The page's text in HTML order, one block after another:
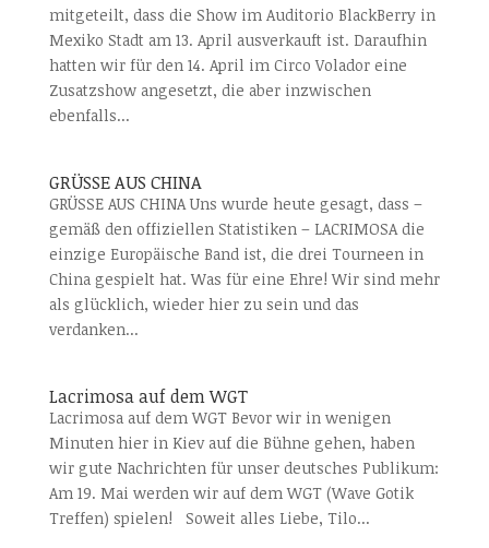
mitgeteilt, dass die Show im Auditorio BlackBerry in
Mexiko Stadt am 13. April ausverkauft ist. Daraufhin
hatten wir für den 14. April im Circo Volador eine
Zusatzshow angesetzt, die aber inzwischen
ebenfalls...
GRÜSSE AUS CHINA
GRÜSSE AUS CHINA Uns wurde heute gesagt, dass –
gemäß den offiziellen Statistiken – LACRIMOSA die
einzige Europäische Band ist, die drei Tourneen in
China gespielt hat. Was für eine Ehre! Wir sind mehr
als glücklich, wieder hier zu sein und das
verdanken...
Lacrimosa auf dem WGT
Lacrimosa auf dem WGT Bevor wir in wenigen
Minuten hier in Kiev auf die Bühne gehen, haben
wir gute Nachrichten für unser deutsches Publikum:
Am 19. Mai werden wir auf dem WGT (Wave Gotik
Treffen) spielen! Soweit alles Liebe, Tilo...